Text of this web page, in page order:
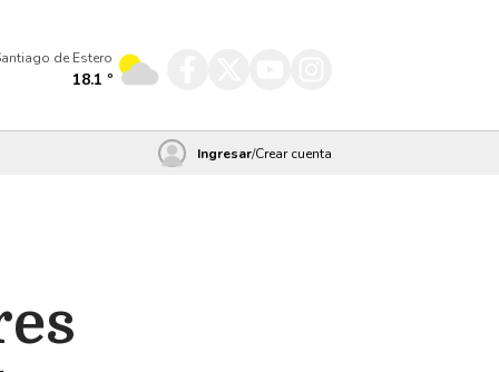
de Estero
18.1 º
Ingresar/Crear cuenta